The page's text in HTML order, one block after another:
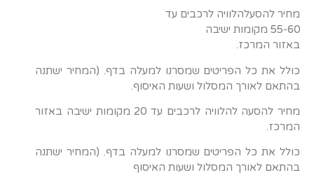
מחיר להסעלהלוויה לרכבים עד
55-60 מקומות ישיבה
באזור המרכז.
כולל את כל הפריטים שמסרנו למעלה בדף. (המחיר ישתנה
בהתאם לאורך המסלול ושעות האיסוף.
מחיר להסעה להלוויה לרכבים עד 20 מקומות ישיבה באזור
המרכז.
כולל את כל הפריטים שמסרנו למעלה בדף. (המחיר ישתנה
בהתאם לאורך המסלול ושעות האיסוף